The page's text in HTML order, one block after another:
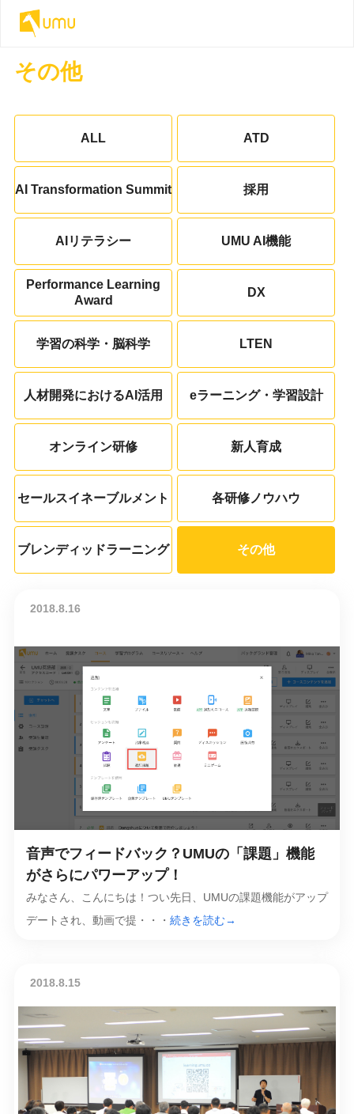
その他
ALL ATD
AI Transformation Summit 採用
AIリテラシー UMU AI機能
Performance Learning
Award
DX
学習の科学・脳科学 LTEN
人材開発におけるAI活用 eラーニング・学習設計
オンライン研修 新人育成
セールスイネーブルメント 各研修ノウハウ
ブレンディッドラーニング その他
2018.8.16
音声でフィードバック？UMUの「課題」機能
がさらにパワーアップ！
みなさん、こんにちは！つい先日、UMUの課題機能がアップ
デートされ、動画で提・・・ 続きを読む→
2018.8.15